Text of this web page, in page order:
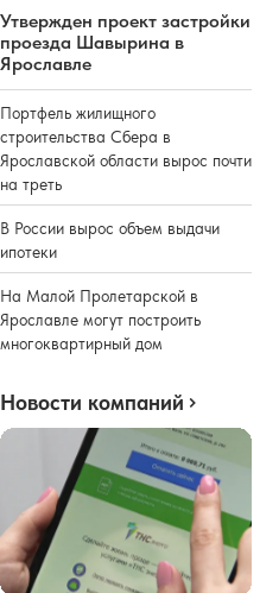
Утвержден проект застройки
проезда Шавырина в
Ярославле
Портфель жилищного
строительства Сбера в
Ярославской области вырос почти
на треть
В России вырос объем выдачи
ипотеки
На Малой Пролетарской в
Ярославле могут построить
многоквартирный дом
Новости компаний